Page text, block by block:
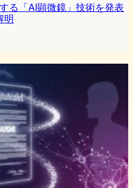
る「AI顕微鏡」技術を発表
明